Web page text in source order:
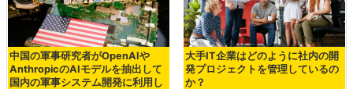
中国の軍事研究者がOpenAIや
AnthropicのAIモデルを抽出して
国内の軍事システム開発に利用し
大手IT企業はどのように社内の開
発プロジェクトを管理しているの
か？